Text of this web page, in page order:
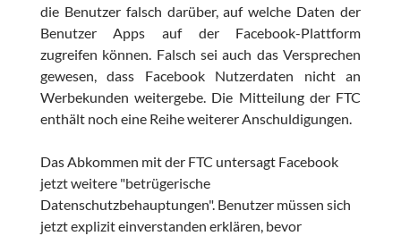
die Benutzer falsch darüber, auf welche Daten der
Benutzer Apps auf der Facebook-Plattform
zugreifen können. Falsch sei auch das Versprechen
gewesen, dass Facebook Nutzerdaten nicht an
Werbekunden weitergebe. Die Mitteilung der FTC
enthält noch eine Reihe weiterer Anschuldigungen.
Das Abkommen mit der FTC untersagt Facebook
jetzt weitere "betrügerische
Datenschutzbehauptungen". Benutzer müssen sich
jetzt explizit einverstanden erklären, bevor